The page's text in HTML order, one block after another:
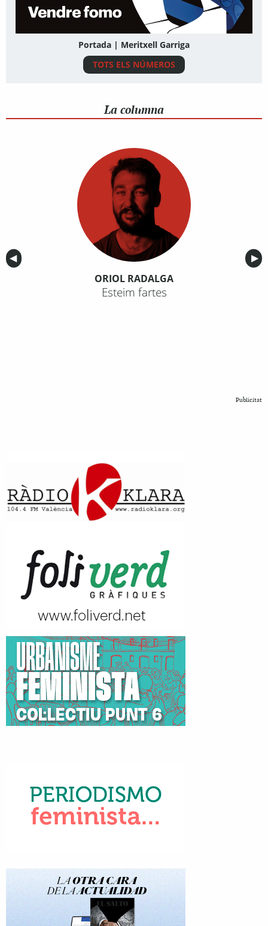
Portada | Meritxell Garriga
TOTS ELS NÚMEROS
La columna
Anterior
◀︎ ▶︎
ORIOL RADALGA
Esteim fartes
Publicitat